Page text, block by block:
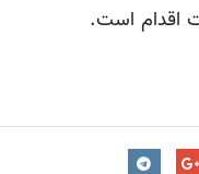
اقدام است.